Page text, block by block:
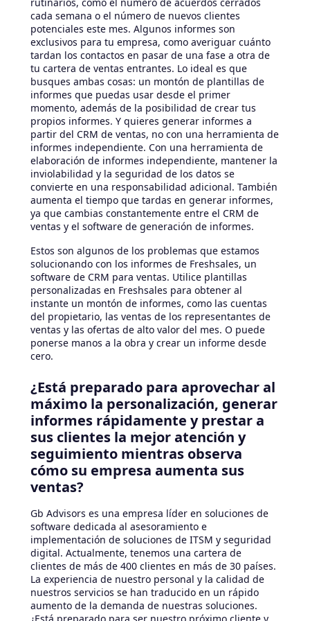
cada semana o el número de nuevos clientes
potenciales este mes. Algunos informes son
exclusivos para tu empresa, como averiguar cuánto
tardan los contactos en pasar de una fase a otra de
tu cartera de ventas entrantes. Lo ideal es que
busques ambas cosas: un montón de plantillas de
informes que puedas usar desde el primer
momento, además de la posibilidad de crear tus
propios informes. Y quieres generar informes a
partir del CRM de ventas, no con una herramienta de
informes independiente. Con una herramienta de
elaboración de informes independiente, mantener la
inviolabilidad y la seguridad de los datos se
convierte en una responsabilidad adicional. También
aumenta el tiempo que tardas en generar informes,
ya que cambias constantemente entre el CRM de
ventas y el software de generación de informes.
Estos son algunos de los problemas que estamos
solucionando con los informes de Freshsales, un
software de CRM para ventas. Utilice plantillas
personalizadas en Freshsales para obtener al
instante un montón de informes, como las cuentas
del propietario, las ventas de los representantes de
ventas y las ofertas de alto valor del mes. O puede
ponerse manos a la obra y crear un informe desde
cero.
¿Está preparado para aprovechar al
máximo la personalización, generar
informes rápidamente y prestar a
sus clientes la mejor atención y
seguimiento mientras observa
cómo su empresa aumenta sus
ventas?
Gb Advisors es una empresa líder en soluciones de
software dedicada al asesoramiento e
implementación de soluciones de ITSM y seguridad
digital. Actualmente, tenemos una cartera de
clientes de más de 400 clientes en más de 30 países.
La experiencia de nuestro personal y la calidad de
nuestros servicios se han traducido en un rápido
aumento de la demanda de nuestras soluciones.